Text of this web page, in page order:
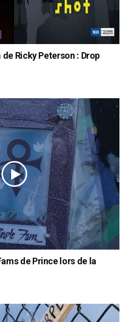
Ricky Peterson : Drop
de Prince lors de la